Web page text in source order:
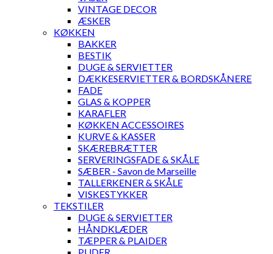
VINTAGE DECOR
ÆSKER
KØKKEN
BAKKER
BESTIK
DUGE & SERVIETTER
DÆKKESERVIETTER & BORDSKÅNERE
FADE
GLAS & KOPPER
KARAFLER
KØKKEN ACCESSOIRES
KURVE & KASSER
SKÆREBRÆTTER
SERVERINGSFADE & SKÅLE
SÆBER - Savon de Marseille
TALLERKENER & SKÅLE
VISKESTYKKER
TEKSTILER
DUGE & SERVIETTER
HÅNDKLÆDER
TÆPPER & PLAIDER